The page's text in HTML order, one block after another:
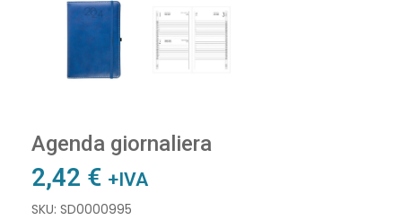
Agenda giornaliera
2,42 € +IVA
SKU: SD0000995